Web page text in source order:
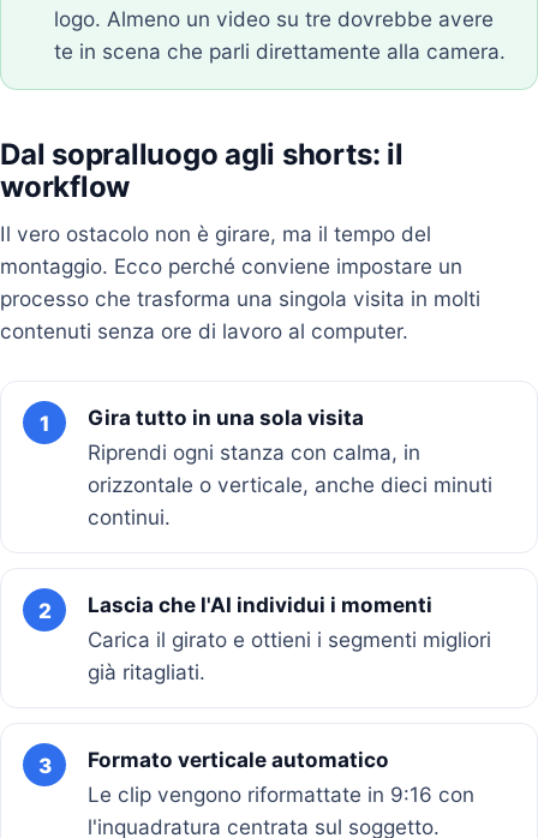
logo. Almeno un video su tre dovrebbe avere
te in scena che parli direttamente alla camera.
Dal sopralluogo agli shorts: il
workflow
Il vero ostacolo non è girare, ma il tempo del
montaggio. Ecco perché conviene impostare un
processo che trasforma una singola visita in molti
contenuti senza ore di lavoro al computer.
1
Gira tutto in una sola visita
Riprendi ogni stanza con calma, in
orizzontale o verticale, anche dieci minuti
continui.
2
Lascia che l'AI individui i momenti
Carica il girato e ottieni i segmenti migliori
già ritagliati.
3
Formato verticale automatico
Le clip vengono riformattate in 9:16 con
l'inquadratura centrata sul soggetto.